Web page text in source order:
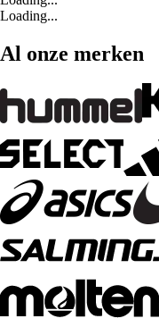
Loading...
Al onze merken